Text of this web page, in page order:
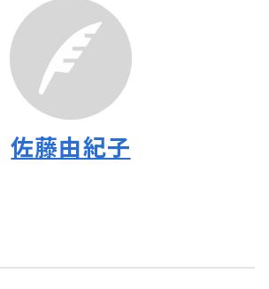
佐藤由紀子